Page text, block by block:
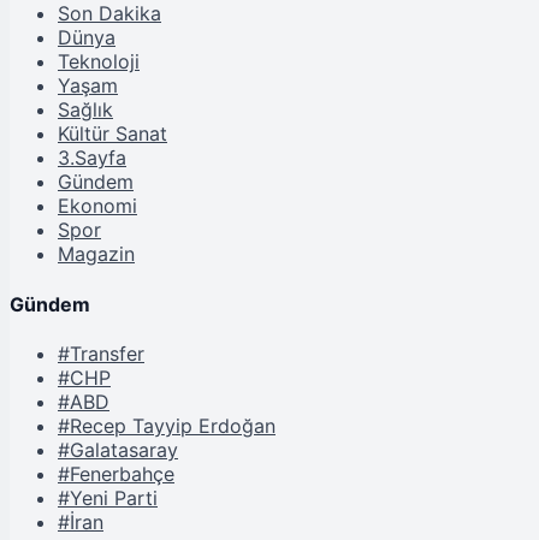
Son Dakika
Dünya
Teknoloji
Yaşam
Sağlık
Kültür Sanat
3.Sayfa
Gündem
Ekonomi
Spor
Magazin
Gündem
#Transfer
#CHP
#ABD
#Recep Tayyip Erdoğan
#Galatasaray
#Fenerbahçe
#Yeni Parti
#İran